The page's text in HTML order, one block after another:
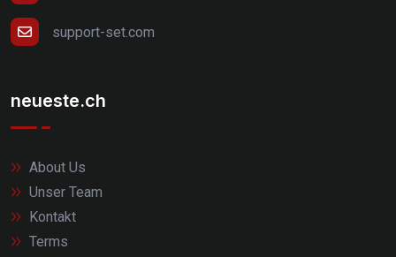
support-set.com
neueste.ch
About Us
Unser Team
Kontakt
Terms